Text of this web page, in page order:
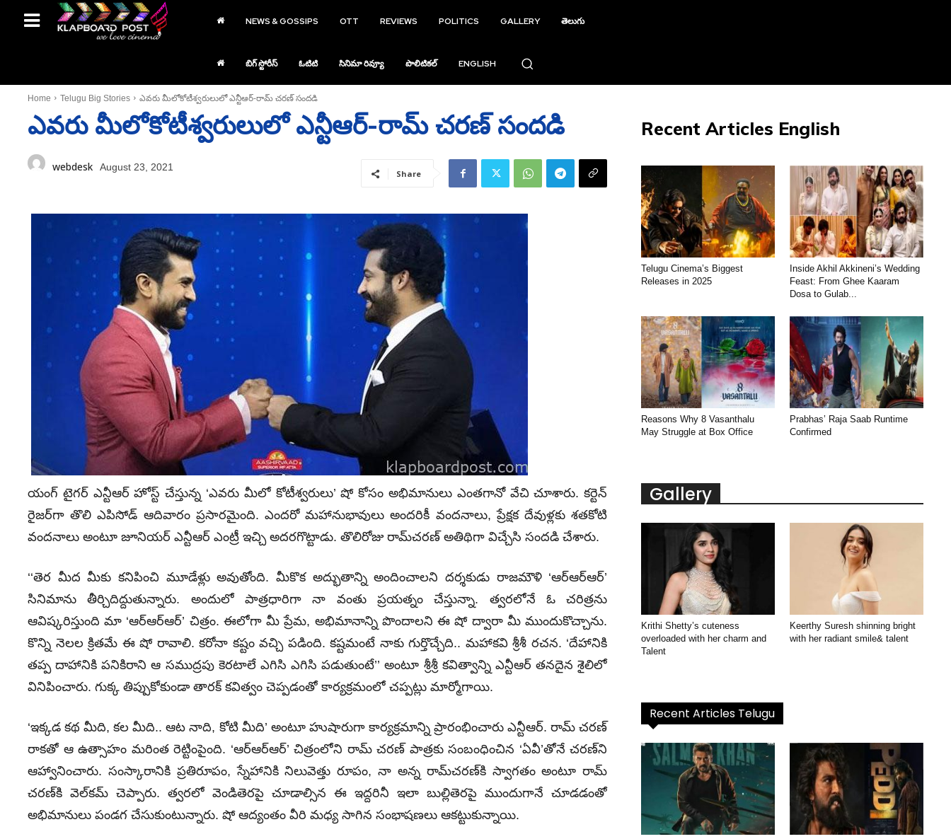
NEWS & GOSSIPS OTT REVIEWS POLITICS GALLERY తెలుగు
బిగ్ స్టోరీస్ ఓటిటి సినిమా రివ్యూ పొలిటికల్ ENGLISH
Home Telugu Big Stories ఎవరు మీలోకోటీశ్వరులులో ఎన్టీఆర్‌-రామ్‌ చరణ్‌ సందడి
ఎవరు మీలోకోటీశ్వరులులో ఎన్టీఆర్‌-రామ్‌ చరణ్‌ సందడి
webdesk August 23, 2021
Share
యంగ్ టైగర్ ఎన్టీఆర్ హోస్ట్ చేస్తున్న ‘ఎవరు మీలో కోటీశ్వరులు’ షో కోసం అభిమానులు ఎంతగానో వేచి చూశారు. కర్టెన్
రైజర్‌గా తొలి ఎపిసోడ్ ఆదివారం ప్రసారమైంది. ఎందరో మహానుభావులు అందరికీ వందనాలు, ప్రేక్షక దేవుళ్లకు శతకోటి
వందనాలు అంటూ జూనియర్ ఎన్టీఆర్ ఎంట్రీ ఇచ్చి అదరగొట్టాడు. తొలిరోజు రామ్‌చరణ్‌ అతిథిగా విచ్చేసి సందడి చేశారు.
‘‘తెర మీద మీకు కనిపించి మూడేళ్లు అవుతోంది. మీకొక అద్భుతాన్ని అందించాలని దర్శకుడు రాజమౌళి ‘ఆర్‌ఆర్‌ఆర్‌’
సినిమాను తీర్చిదిద్దుతున్నారు. అందులో పాత్రధారిగా నా వంతు ప్రయత్నం చేస్తున్నా. త్వరలోనే ఓ చరిత్రను
ఆవిష్కరిస్తుంది మా ‘ఆర్‌ఆర్‌ఆర్‌’ చిత్రం. ఈలోగా మీ ప్రేమ, అభిమానాన్ని పొందాలని ఈ షో ద్వారా మీ ముందుకొచ్చాను.
కొన్ని నెలల క్రితమే ఈ షో రావాలి. కరోనా కష్టం వచ్చి పడింది. కష్టమంటే నాకు గుర్తొచ్చేది.. మహాకవి శ్రీశీ రచన. ‘దేహానికి
తప్ప దాహానికి పనికిరాని ఆ సముద్రపు కెరటాలే ఎగిసి ఎగిసి పడుతుంటే’’ అంటూ శ్రీశ్రీ కవిత్వాన్ని ఎన్టీఆర్‌ తనదైన శైలిలో
వినిపించారు. గుక్క తిప్పుకోకుండా తారక్‌ కవిత్వం చెప్పడంతో కార్యక్రమంలో చప్పట్లు మార్మోగాయి.
‘ఇక్కడ కథ మీది, కల మీది.. ఆట నాది, కోటి మీది’ అంటూ హుషారుగా కార్యక్రమాన్ని ప్రారంభించారు ఎన్టీఆర్‌. రామ్‌ చరణ్‌
రాకతో ఆ ఉత్సాహం మరింత రెట్టింపైంది. ‘ఆర్‌ఆర్‌ఆర్‌’ చిత్రంలోని రామ్‌ చరణ్‌ పాత్రకు సంబంధించిన ‘ఏవీ’తోనే చరణ్‌ని
ఆహ్వానించారు. సంస్కారానికి ప్రతిరూపం, స్నేహానికి నిలువెత్తు రూపం, నా అన్న రామ్‌చరణ్‌కి స్వాగతం అంటూ రామ్‌
చరణ్‌కి వెల్‌కమ్‌ చెప్పారు. త్వరలో వెండితెరపై చూడాల్సిన ఈ ఇద్దరినీ ఇలా బుల్లితెరపై ముందుగానే చూడడంతో
అభిమానులు పండగ చేసుకుంటున్నారు. షో ఆద్యంతం వీరి మధ్య సాగిన సంభాషణలు ఆకట్టుకున్నాయి.
Recent Articles English
Telugu Cinema’s Biggest
Releases in 2025
Inside Akhil Akkineni’s Wedding
Feast: From Ghee Kaaram
Dosa to Gulab...
Reasons Why 8 Vasanthalu
May Struggle at Box Office
Prabhas’ Raja Saab Runtime
Confirmed
Gallery
Krithi Shetty’s cuteness
overloaded with her charm and
Talent
Keerthy Suresh shinning bright
with her radiant smile& talent
Recent Articles Telugu